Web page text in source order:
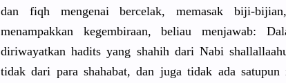
dan fiqh mengenai bercelak, memasak biji-bijia
menampakkan kegembiraan, beliau menjawab:
diriwayatkan hadits yang shahih dari Nabi shallallaa
tidak dari para shahabat, dan juga tidak ada